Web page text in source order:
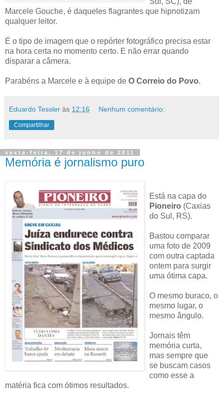
Marcele Gouche, é daqueles flagrantes que hipnotizam
qualquer leitor.
É o tipo de imagem que o repórter fotográfico precisa estar
na hora certa no momento certo. E não errar quando
disparar a câmera.
Parabéns a Marcele e à equipe de O Correio do Povo.
Eduardo Tessler às 12:16 Nenhum comentário:
Compartilhar
sexta-feira, 17 de junho de 2011
Memória é jornalismo puro
Está na capa do
Pioneiro (Caxias
do Sul, RS).
Bastou comparar
uma foto de 2009
com outra captada
ontem para surgir
uma ótima capa.
O mesmo buraco, o
mesmo lugar, o
mesmo ângulo.
Jornais têm
memória curta,
mas sempre que
se buscam casos
como esse a
matéria fica com ótimos resultados.